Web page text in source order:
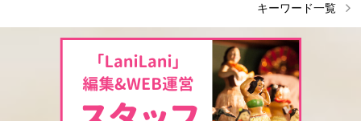
キーワード一覧